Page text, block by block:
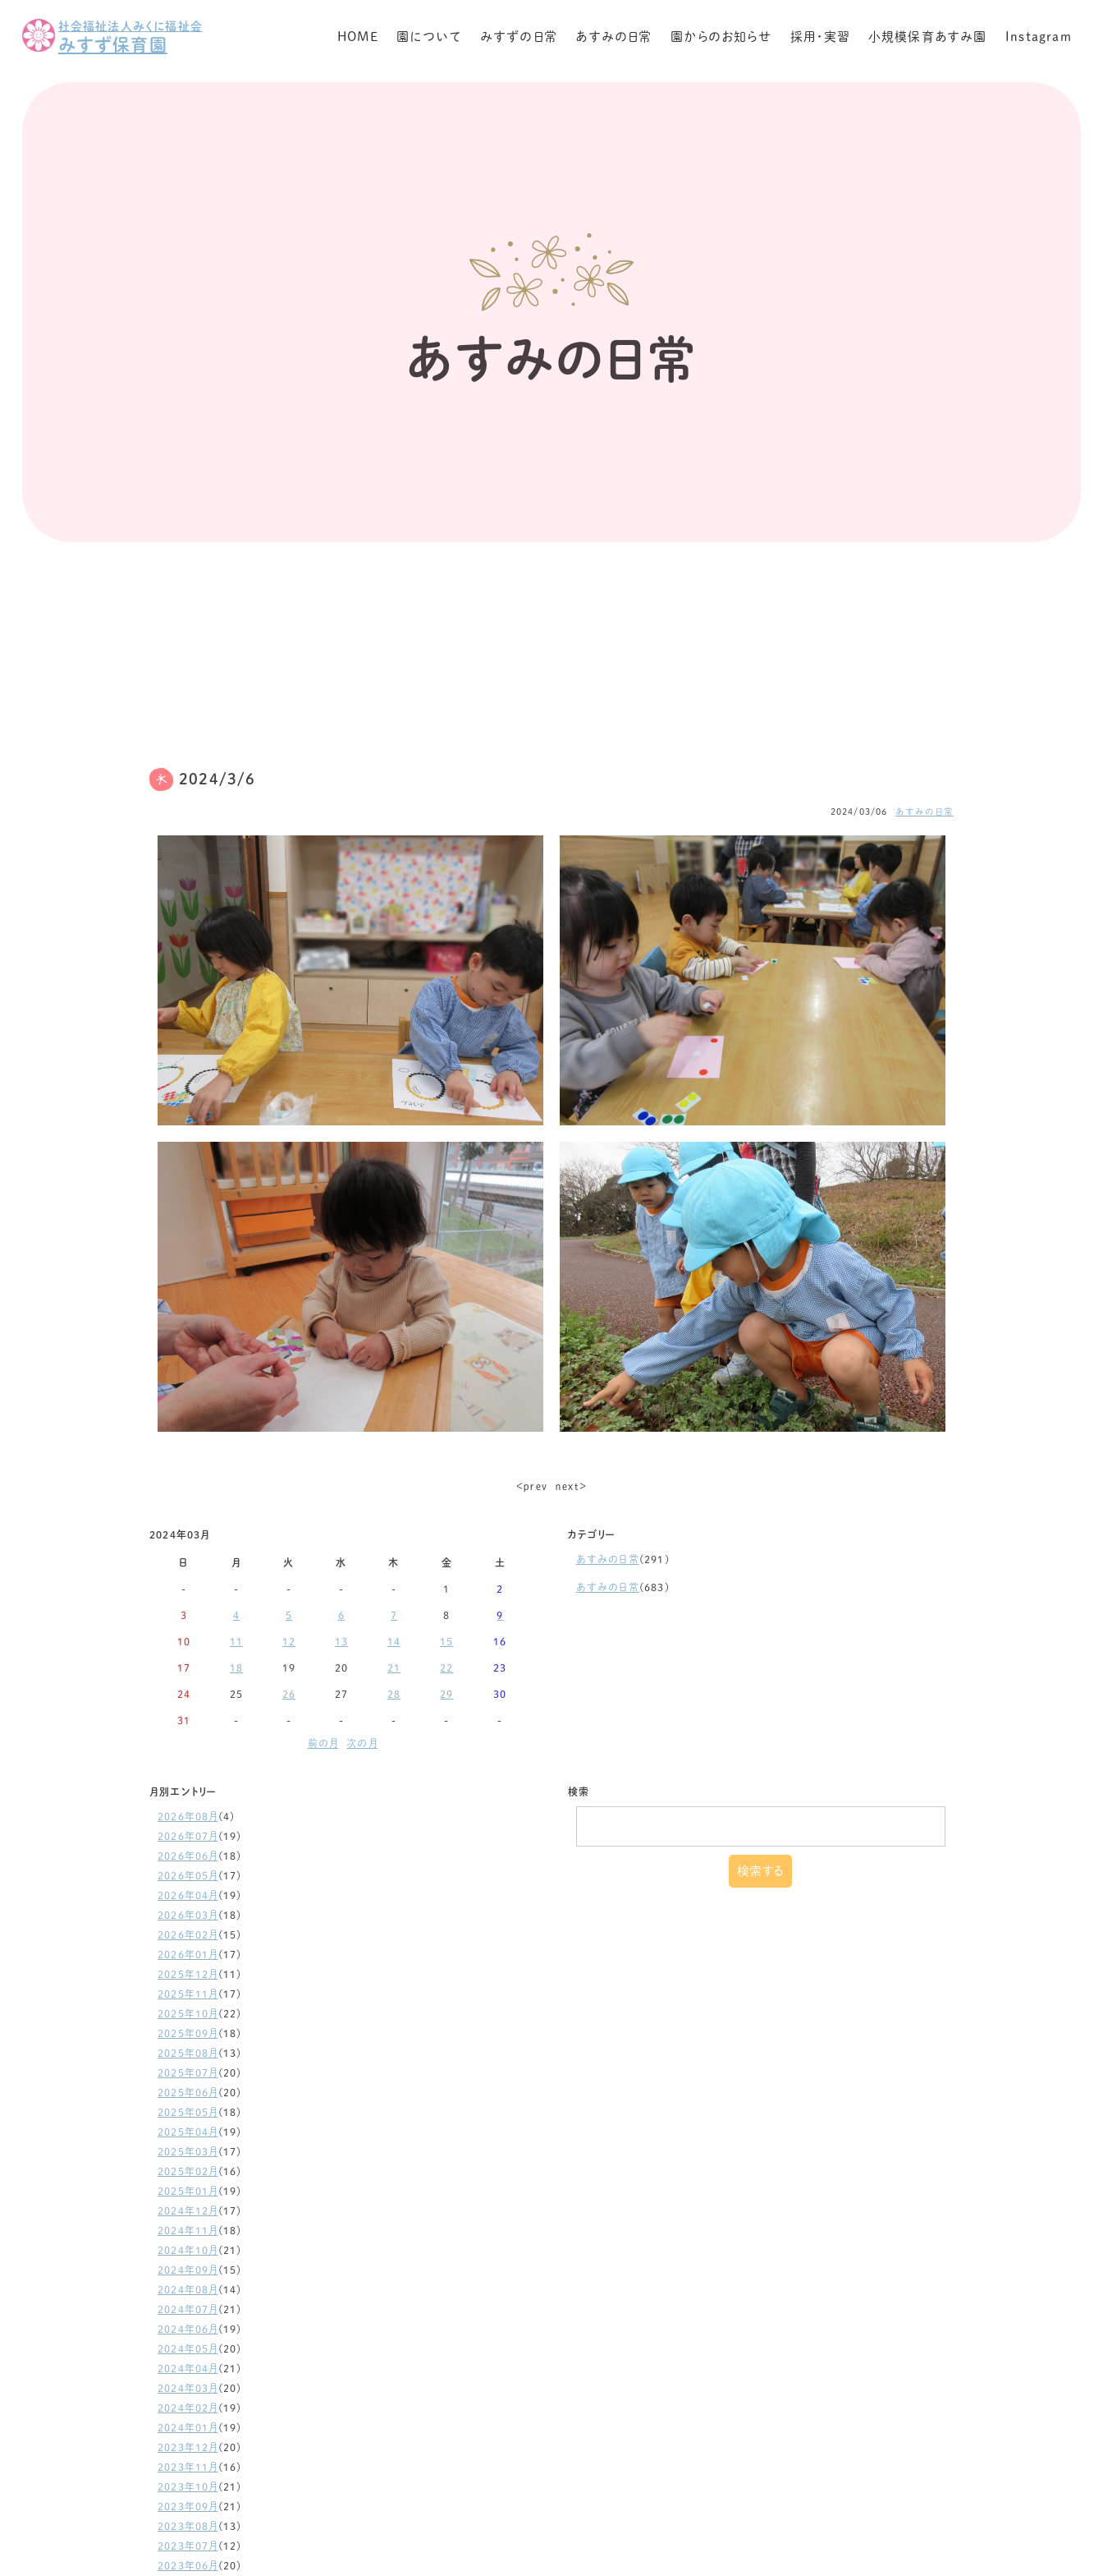
社会福祉法人みくに福祉会
みすず保育園 HOME 園について みすずの日常 あすみの日常 園からのお知らせ 採用・実習 小規模保育あすみ園 Instagram
あすみの日常
2024/3/6
2024/03/06 あすみの日常
＜ｐｒｅｖ ｎｅｘｔ＞
2024年03月
日 月 火 水 木 金 土
- - - - - 1 2
3 4 5 6 7 8 9
10 11 12 13 14 15 16
17 18 19 20 21 22 23
24 25 26 27 28 29 30
31 - - - - - -
前の月 次の月
カテゴリー
あすみの日常 (291)
あすみの日常 (683)
月別エントリー
2026年08月 (4)
2026年07月 (19)
2026年06月 (18)
2026年05月 (17)
2026年04月 (19)
2026年03月 (18)
2026年02月 (15)
2026年01月 (17)
2025年12月 (11)
2025年11月 (17)
2025年10月 (22)
2025年09月 (18)
2025年08月 (13)
2025年07月 (20)
2025年06月 (20)
2025年05月 (18)
2025年04月 (19)
2025年03月 (17)
2025年02月 (16)
2025年01月 (19)
2024年12月 (17)
2024年11月 (18)
2024年10月 (21)
2024年09月 (15)
2024年08月 (14)
2024年07月 (21)
2024年06月 (19)
2024年05月 (20)
2024年04月 (21)
2024年03月 (20)
2024年02月 (19)
2024年01月 (19)
2023年12月 (20)
2023年11月 (16)
2023年10月 (21)
2023年09月 (21)
2023年08月 (13)
2023年07月 (12)
2023年06月 (20)
検索